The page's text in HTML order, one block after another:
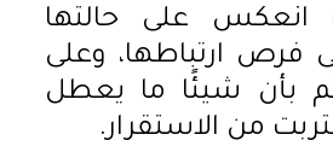
انعكس على حالتها
فرص ارتباطها، وعلى
بأن شيئًا ما يعطل
من الاستقرار.